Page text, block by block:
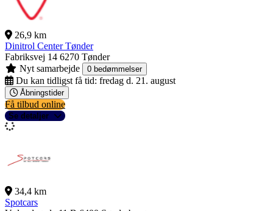
26,9 km
Dinitrol Center Tønder
Fabriksvej 14 6270 Tønder
Nyt samarbejde
0 bedømmelser
Du kan tidligst få tid: fredag d. 21. august
Åbningstider
Få tilbud online
Se detaljer
34,4 km
Spotcars